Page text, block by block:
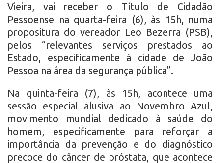
Vieira, vai receber o Título de Cidadão
Pessoense na quarta-feira (6), às 15h, numa
propositura do vereador Leo Bezerra (PSB),
pelos “relevantes serviços prestados ao
Estado, especificamente à cidade de João
Pessoa na área da segurança pública”.
Na quinta-feira (7), às 15h, acontece uma
sessão especial alusiva ao Novembro Azul,
movimento mundial dedicado à saúde do
homem, especificamente para reforçar a
importância da prevenção e do diagnóstico
precoce do câncer de próstata, que acontece